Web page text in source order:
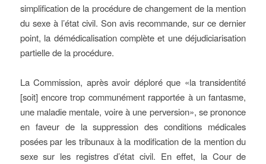
simplification de la procédure de changement de la mention
du sexe à l’état civil. Son avis recommande, sur ce dernier
point, la démédicalisation complète et une déjudiciarisation
partielle de la procédure.
La Commission, après avoir déploré que «la transidentité
[soit] encore trop communément rapportée à un fantasme,
une maladie mentale, voire à une perversion», se prononce
en faveur de la suppression des conditions médicales
posées par les tribunaux à la modification de la mention du
sexe sur les registres d’état civil. En effet, la Cour de